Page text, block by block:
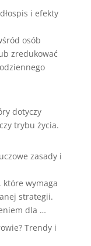
i efekty
osób
zredukować
dotyczy
trybu życia.
zasady i
które wymaga
strategii.
dla …
Trendy i